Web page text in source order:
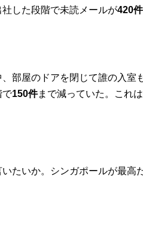
社した段階で未読メールが420件
部屋のドアを閉じて誰の入室
で150件まで減っていた。これ
たいか。シンガポールが最高